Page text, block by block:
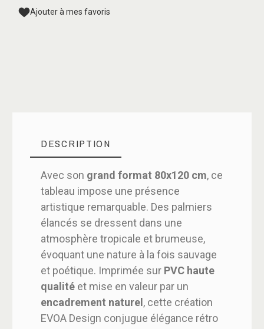
Ajouter à mes favoris
DESCRIPTION
Avec son grand format 80x120 cm, ce
tableau impose une présence
artistique remarquable. Des palmiers
élancés se dressent dans une
atmosphère tropicale et brumeuse,
évoquant une nature à la fois sauvage
et poétique. Imprimée sur PVC haute
qualité et mise en valeur par un
encadrement naturel, cette création
EVOA Design conjugue élégance rétro